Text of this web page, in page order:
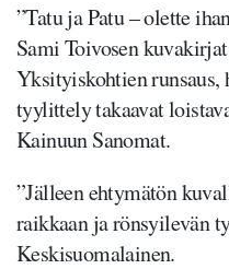
”Tatu ja Patu – olette
Sami Toivosen
Yksityiskohtien
tyylittely takaavat
Kainuun Sanomat.
”Jälleen ehtymätön
raikkaan ja rönsyilevän
Keskisuomalainen.